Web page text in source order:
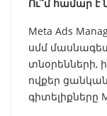
Ու՞մ համար
Meta Ads
սմմ
տնօրենների,
ովքեր
գիտելիքները